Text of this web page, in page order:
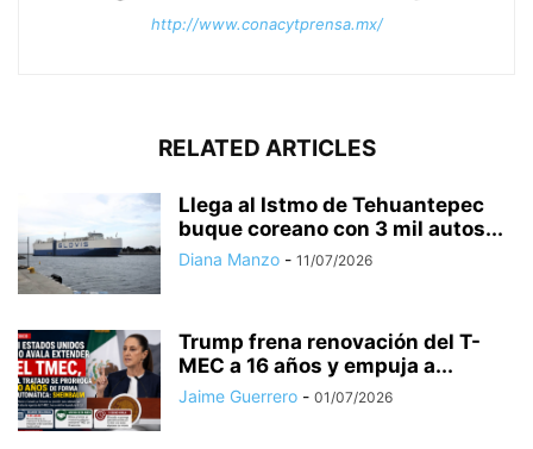
http://www.conacytprensa.mx/
RELATED ARTICLES
Llega al Istmo de Tehuantepec
buque coreano con 3 mil autos...
Diana Manzo - 11/07/2026
Trump frena renovación del T-
MEC a 16 años y empuja a...
Jaime Guerrero - 01/07/2026